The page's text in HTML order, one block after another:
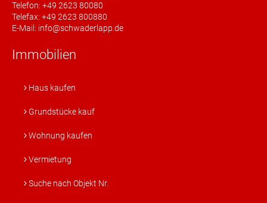
Telefon: +49 2623 80080
Telefax: +49 2623 800880
E-Mail: info@schwaderlapp.de
Immobilien
Haus kaufen
Grundstücke kauf
Wohnung kaufen
Vermietung
Suche nach Objekt Nr.